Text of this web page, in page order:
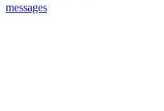
messages